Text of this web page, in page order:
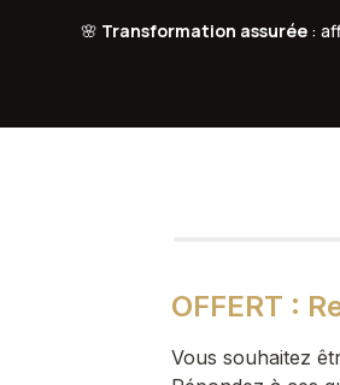
🌸 Transformation assurée :